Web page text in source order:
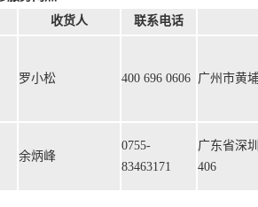
收货人 联系电话
罗小松 400 696 0606 广州市黄
余炳峰
0755-
83463171
广东省深
406